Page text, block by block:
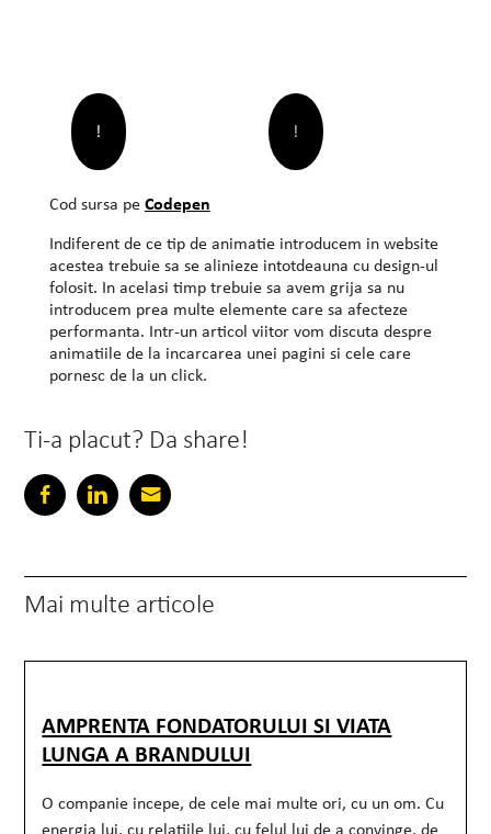
! !
Cod sursa peCodepen
Indiferent de ce tip de animatie introducem in website
acestea trebuie sa se alinieze intotdeauna cu design-ul
folosit. In acelasi timp trebuie sa avem grija sa nu
introducem prea multe elemente care sa afecteze
performanta. Intr-un articol viitor vom discuta despre
animatiile de la incarcarea unei pagini si cele care
pornesc de la un click.
Ti-a placut? Da share!
Mai multe articole
AMPRENTA FONDATORULUI SI VIATA
LUNGA A BRANDULUI
O companie incepe, de cele mai multe ori, cu un om. Cu
energia lui, cu relatiile lui, cu felul lui de a convinge, de